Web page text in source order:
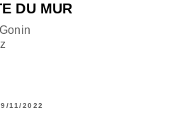
DU MUR
11/2022